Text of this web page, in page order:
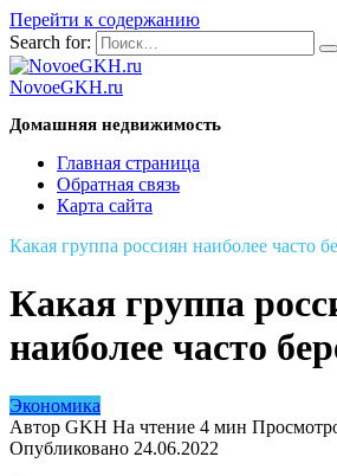
Перейти к содержанию
Search for:
NovoeGKH.ru
Домашняя недвижимость
Главная страница
Обратная связь
Карта сайта
Какая группа россиян наиболее часто
Какая группа
наиболее часто
Экономика
Автор GKH На чтение 4 мин
Опубликовано 24.06.2022